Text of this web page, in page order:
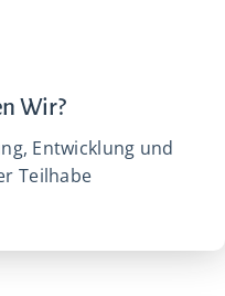
Wir?
Entwicklung und
Teilhabe